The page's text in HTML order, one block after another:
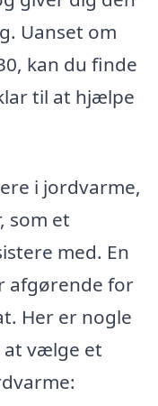
Uanset om
kan du finde
til at hjælpe
i jordvarme,
som et
med. En
afgørende for
Her er nogle
at vælge et